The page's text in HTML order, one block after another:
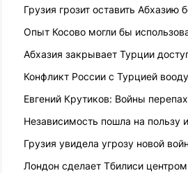
Грузия грозит оставить Абхазию
Опыт Косово могли бы
Абхазия закрывает Турции
Конфликт России с Турцией
Евгений Крутиков: Войны
Независимость пошла на
Грузия увидела угрозу новой
Лондон сделает Тбилиси